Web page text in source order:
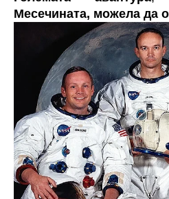
Месечината, можела да